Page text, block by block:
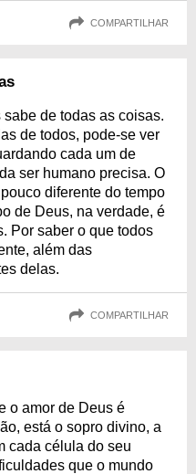
COMPARTILHAR
de todas as coisas.
de todos, pode-se ver
cada um de
ser humano precisa. O
diferente do tempo
de Deus, na verdade, é
Por saber o que todos
além das
delas.
COMPARTILHAR
o amor de Deus é
está o sopro divino, a
cada célula do seu
que o mundo